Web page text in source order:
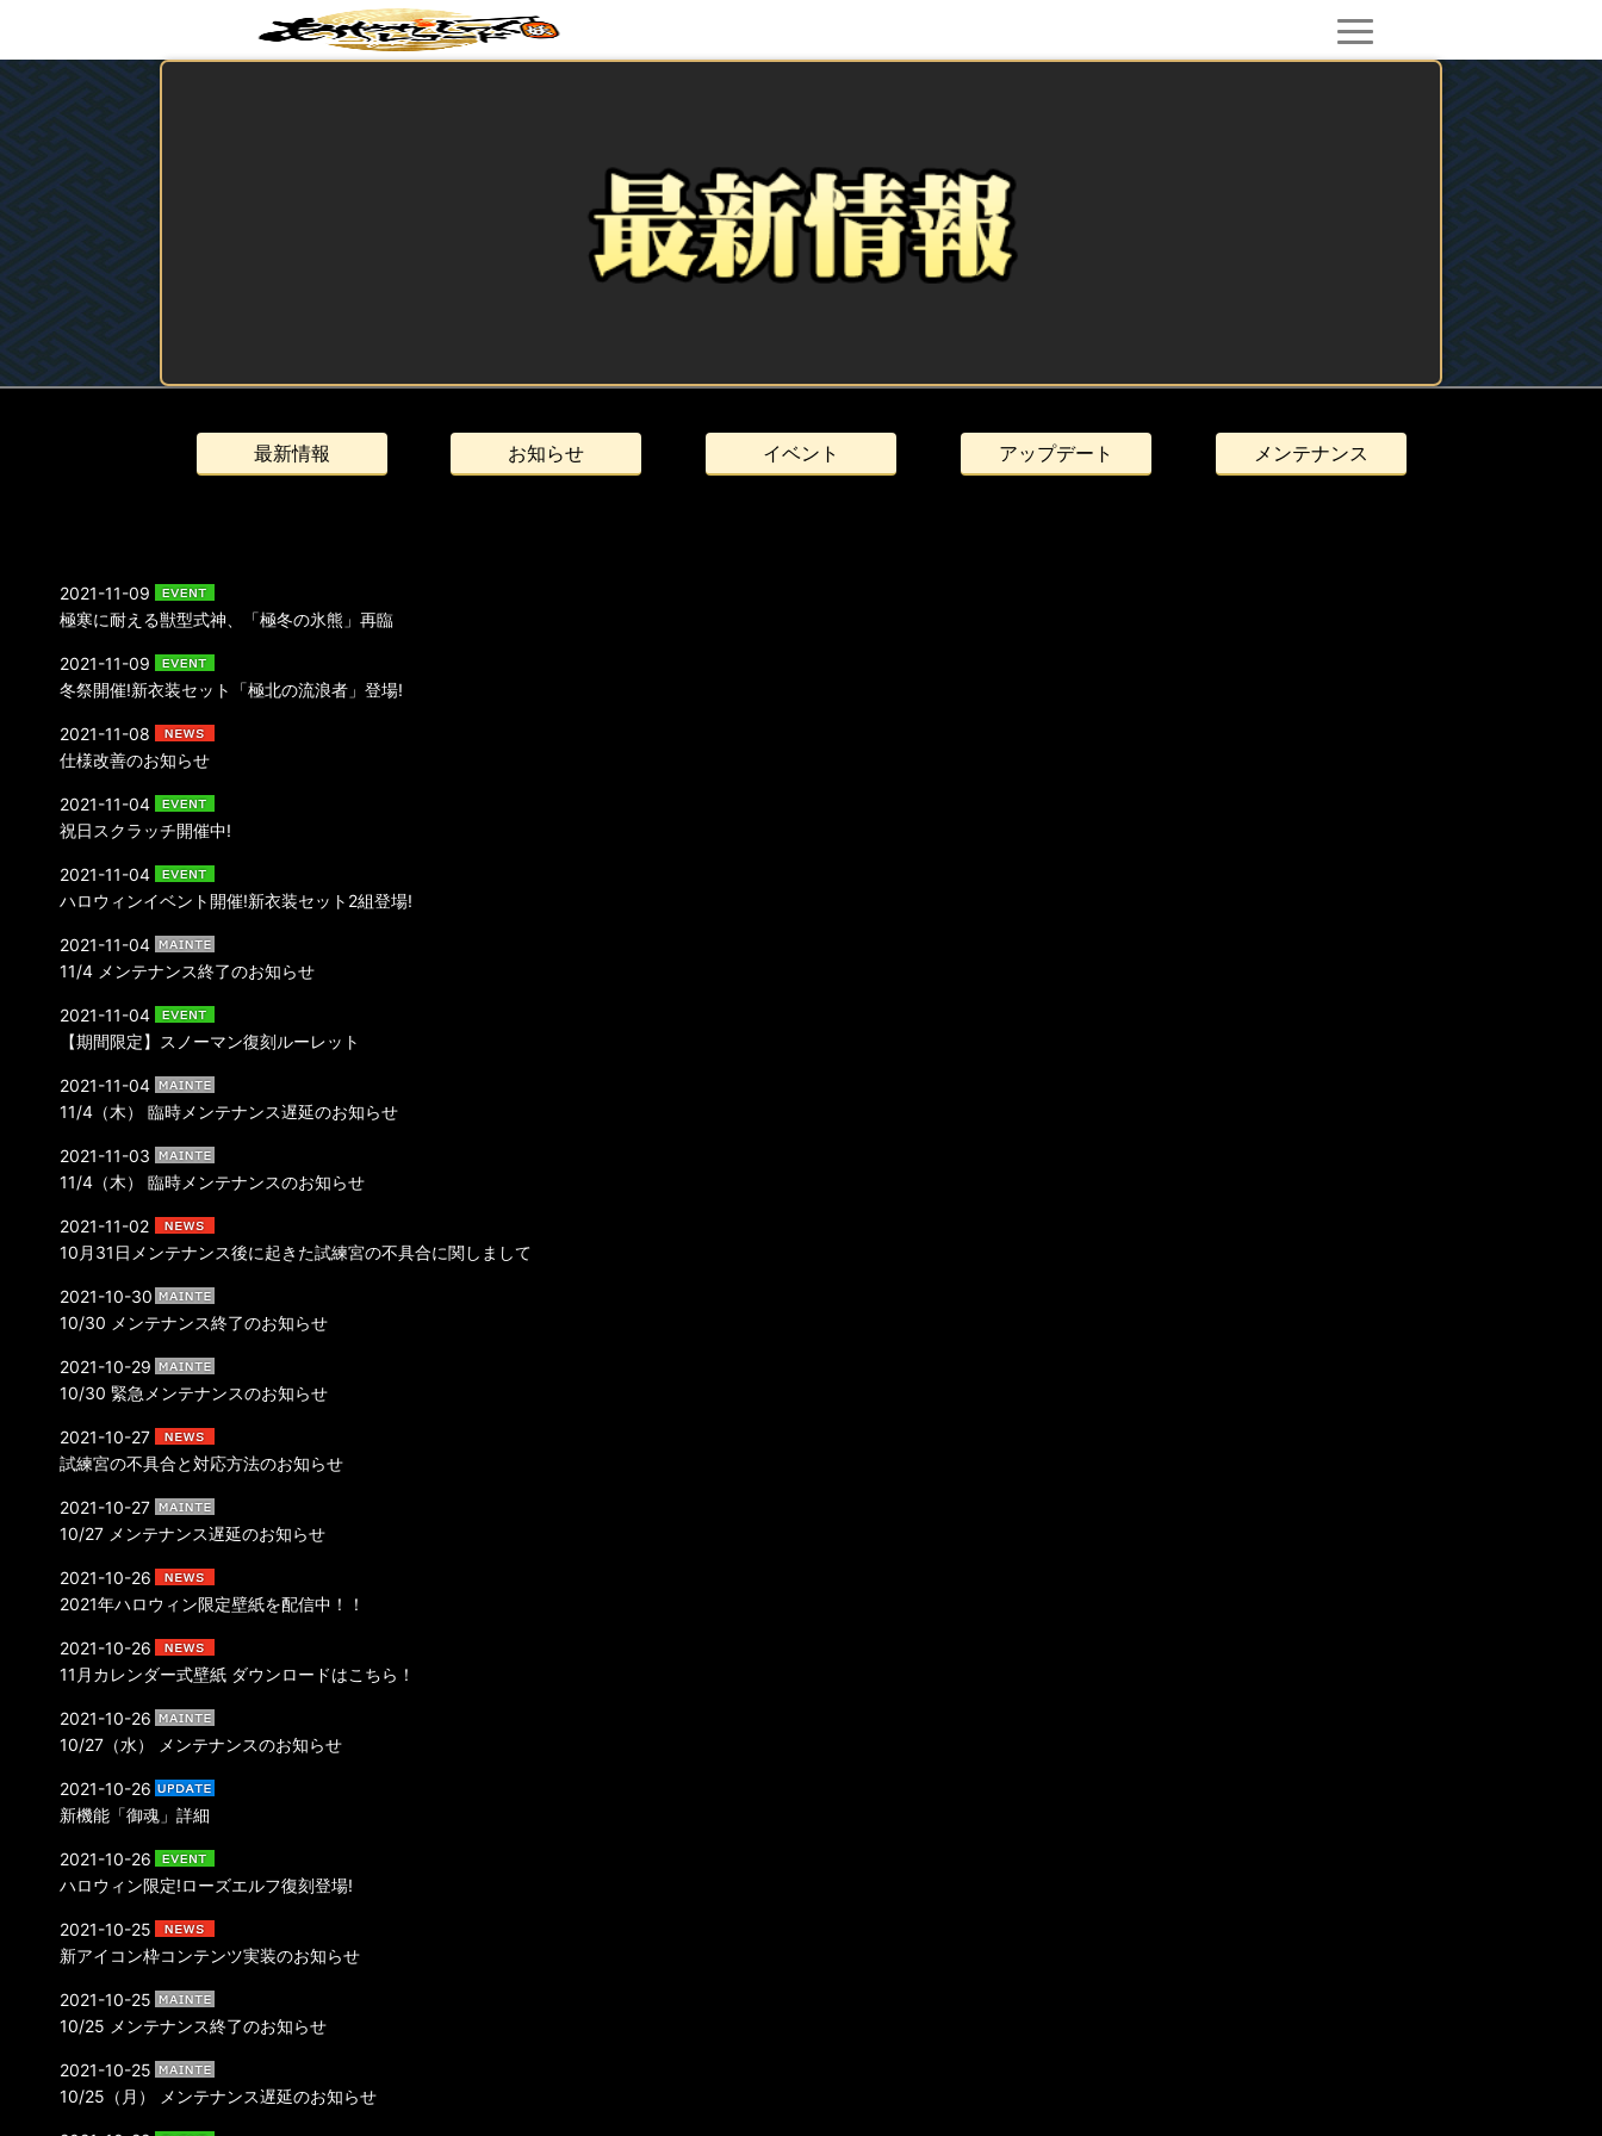
最新情報 お知らせ イベント アップデート メンテナンス
極寒に耐える獣型式神、「極冬の氷熊」再臨
2021-11-09
冬祭開催!新衣装セット「極北の流浪者」登場!
2021-11-09
仕様改善のお知らせ
2021-11-08
祝日スクラッチ開催中!
2021-11-04
ハロウィンイベント開催!新衣装セット2組登場!
2021-11-04
11/4 メンテナンス終了のお知らせ
2021-11-04
【期間限定】スノーマン復刻ルーレット
2021-11-04
11/4（木） 臨時メンテナンス遅延のお知らせ
2021-11-04
11/4（木） 臨時メンテナンスのお知らせ
2021-11-03
10月31日メンテナンス後に起きた試練宮の不具合に関しまして
2021-11-02
10/30 メンテナンス終了のお知らせ
2021-10-30
10/30 緊急メンテナンスのお知らせ
2021-10-29
試練宮の不具合と対応方法のお知らせ
2021-10-27
10/27 メンテナンス遅延のお知らせ
2021-10-27
2021年ハロウィン限定壁紙を配信中！！
2021-10-26
11月カレンダー式壁紙 ダウンロードはこちら！
2021-10-26
10/27（水） メンテナンスのお知らせ
2021-10-26
新機能「御魂」詳細
2021-10-26
ハロウィン限定!ローズエルフ復刻登場!
2021-10-26
新アイコン枠コンテンツ実装のお知らせ
2021-10-25
10/25 メンテナンス終了のお知らせ
2021-10-25
10/25（月） メンテナンス遅延のお知らせ
2021-10-25